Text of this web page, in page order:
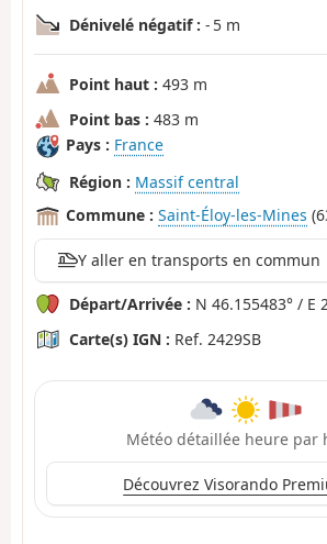
Dénivelé négatif : - 5 m
Point haut : 493 m
Point bas : 483 m
Pays : France
Région : Massif central
Commune : Saint-Éloy-les-Mines
Y aller en transports en commun
Départ/Arrivée : N 46.155483° / E
Carte(s) IGN : Ref. 2429SB
Météo détaillée heure par
Découvrez Visorando